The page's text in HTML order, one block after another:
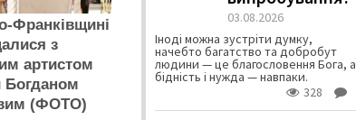
Франківщині
з
артистом
Богданом
(ФОТО)
03.08.2026
Іноді можна зустріти думку,
начебто багатство та добробут
людини — це благословення Бога, а
бідність і нужда — навпаки.
328